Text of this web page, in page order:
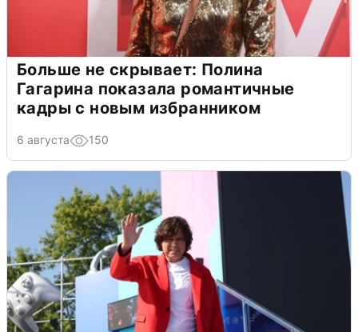
Больше не скрывает: Полина
Гагарина показала романтичные
кадры с новым избранником
6 августа 150